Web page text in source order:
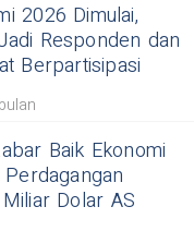
2026 Dimulai,
Responden dan
Berpartisipasi
Baik Ekonomi
Dolar AS